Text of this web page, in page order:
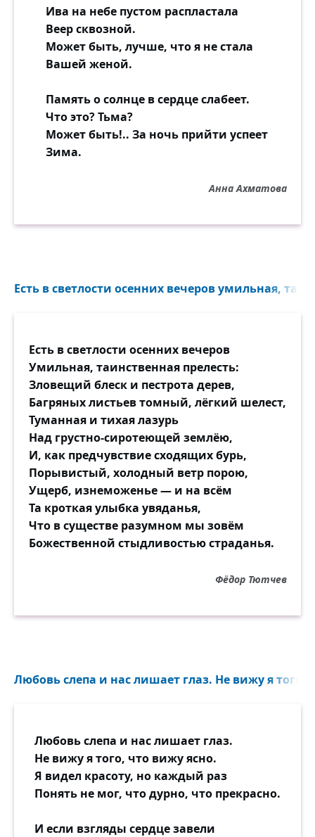
Ива на небе пустом распластала
Веер сквозной.
Может быть, лучше, что я не стала
Вашей женой.
Память о солнце в сердце слабеет.
Что это? Тьма?
Может быть!.. За ночь прийти успеет
Зима.
Анна Ахматова
Есть в светлости осенних вечеров умильная,
Есть в светлости осенних вечеров
Умильная, таинственная прелесть:
Зловещий блеск и пестрота дерев,
Багряных листьев томный, лёгкий шелест,
Туманная и тихая лазурь
Над грустно-сиротеющей землёю,
И, как предчувствие сходящих бурь,
Порывистый, холодный ветр порою,
Ущерб, изнеможенье — и на всём
Та кроткая улыбка увяданья,
Что в существе разумном мы зовём
Божественной стыдливостью страданья.
Фёдор Тютчев
Любовь слепа и нас лишает глаз. Не вижу я того,
Любовь слепа и нас лишает глаз.
Не вижу я того, что вижу ясно.
Я видел красоту, но каждый раз
Понять не мог, что дурно, что прекрасно.
И если взгляды сердце завели